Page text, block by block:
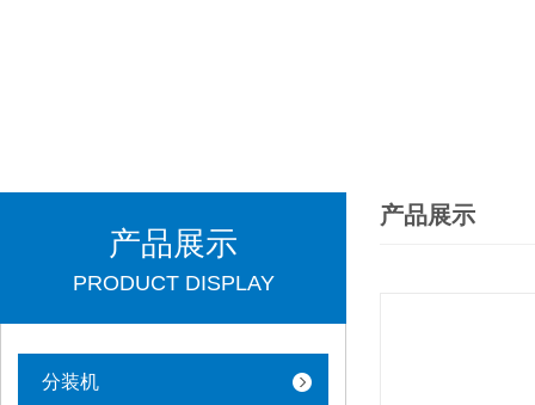
产品展示
PRODUCT DISPLAY
分装机
产品展示